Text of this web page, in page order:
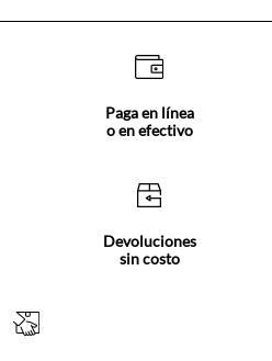
Paga en línea
o en efectivo
Devoluciones
sin costo